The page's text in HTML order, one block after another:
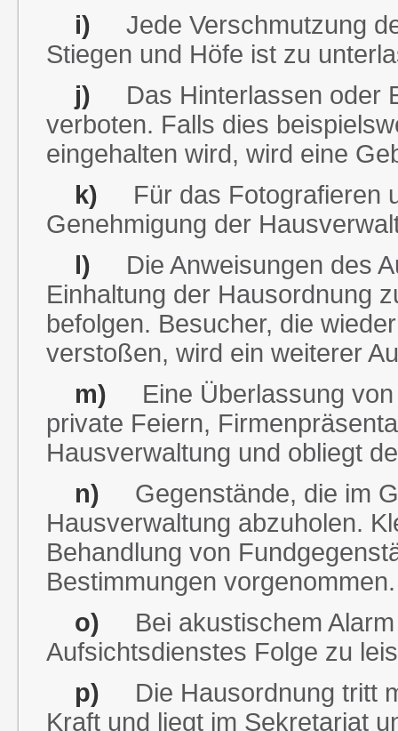
i) Jede Verschmutzung
Stiegen und Höfe ist zu
j) Das Hinterlassen oder
verboten. Falls dies
eingehalten wird, wird eine
k) Für das Fotografieren
Genehmigung der
l) Die Anweisungen des
Einhaltung der Hausordnung
befolgen. Besucher, die
verstoßen, wird ein weiterer
m) Eine Überlassung von
private Feiern,
Hausverwaltung und obliegt
n) Gegenstände, die im
Hausverwaltung abzuholen.
Behandlung von
Bestimmungen vorgenommen.
o) Bei akustischem Alarm
Aufsichtsdienstes Folge zu
p) Die Hausordnung tritt
Kraft und liegt im Sekretariat